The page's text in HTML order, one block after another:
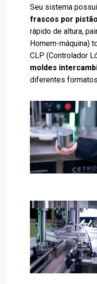
Seu sistema
frascos por
rápido de altura,
Homem-máquina)
CLP (Controlador
moldes
diferentes